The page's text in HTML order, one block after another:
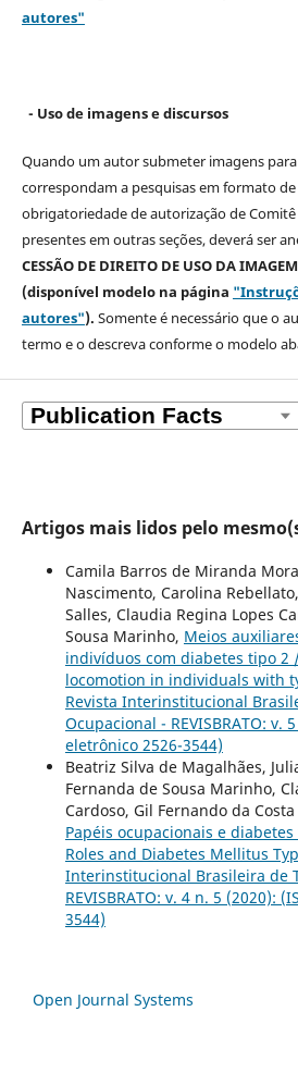
autores"
- Uso de imagens e discursos
Quando um autor submeter imagens
correspondam a pesquisas em formato
obrigatoriedade de autorização de Comitê
presentes em outras seções, deverá ser
CESSÃO DE DIREITO DE USO DA
(disponível modelo na página
autores"). Somente é necessário que o
termo e o descrevaconforme o modelo
Artigos mais lidos pelo
Camila Barros de Miranda
Nascimento, Carolina
Salles, Claudia Regina Lopes
Sousa Marinho, Meios
indivíduos com diabetes tipo 2
locomotion in individuals with
Revista Interinstitucional
Ocupacional - REVISBRATO: v.
eletrônico 2526-3544)
Beatriz Silva de Magalhães,
Fernanda de Sousa Marinho,
Cardoso, Gil Fernando da
Papéis ocupacionais e
Roles and Diabetes Mellitus
Interinstitucional Brasileira de
REVISBRATO: v. 4 n. 5 (2020):
3544)
Open Journal Systems